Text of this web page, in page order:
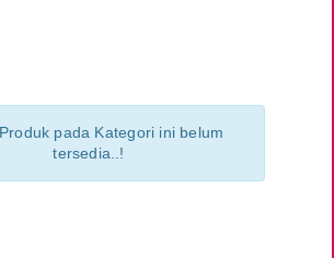
pada Kategori ini belum
tersedia..!